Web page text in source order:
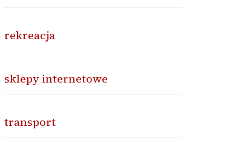
rekreacja
sklepy internetowe
transport